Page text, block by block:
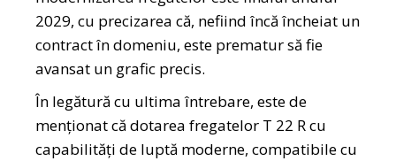
2029, cu precizarea că, nefiind încă încheiat un
contract în domeniu, este prematur să fie
avansat un grafic precis.
În legătură cu ultima întrebare, este de
menționat că dotarea fregatelor T 22 R cu
capabilități de luptă moderne, compatibile cu